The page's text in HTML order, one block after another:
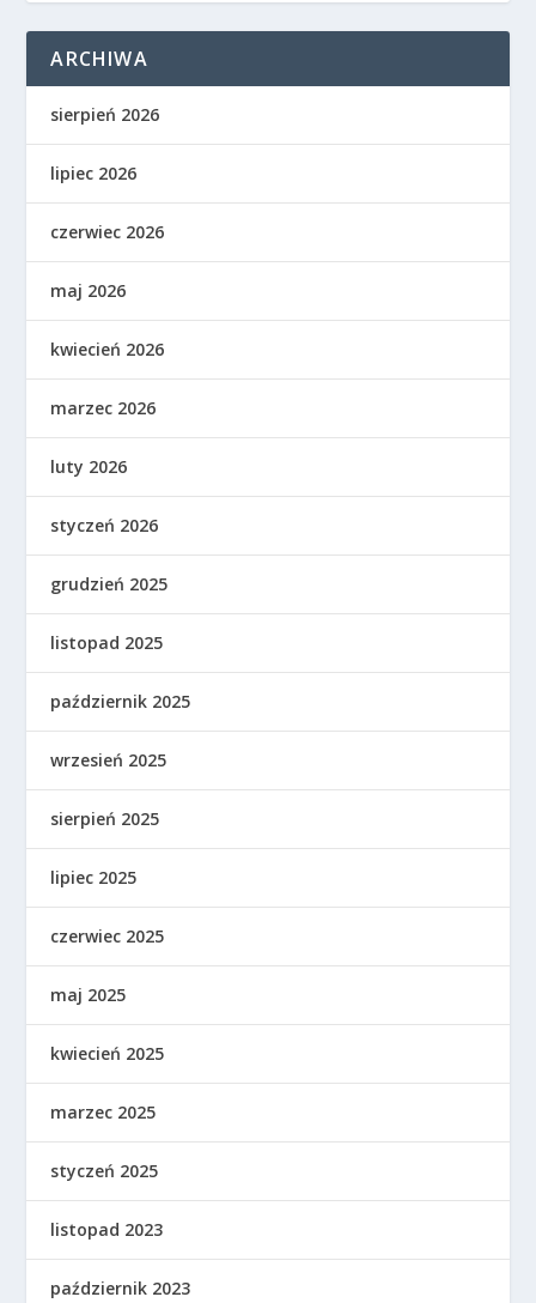
ARCHIWA
sierpień 2026
lipiec 2026
czerwiec 2026
maj 2026
kwiecień 2026
marzec 2026
luty 2026
styczeń 2026
grudzień 2025
listopad 2025
październik 2025
wrzesień 2025
sierpień 2025
lipiec 2025
czerwiec 2025
maj 2025
kwiecień 2025
marzec 2025
styczeń 2025
listopad 2023
październik 2023